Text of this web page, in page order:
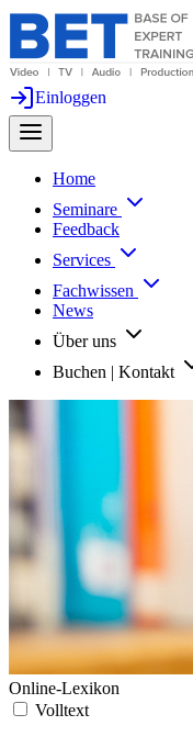
Einloggen
Home
Seminare
Feedback
Services
Fachwissen
News
Über uns
Buchen | Kontakt
Online-Lexikon
Volltext